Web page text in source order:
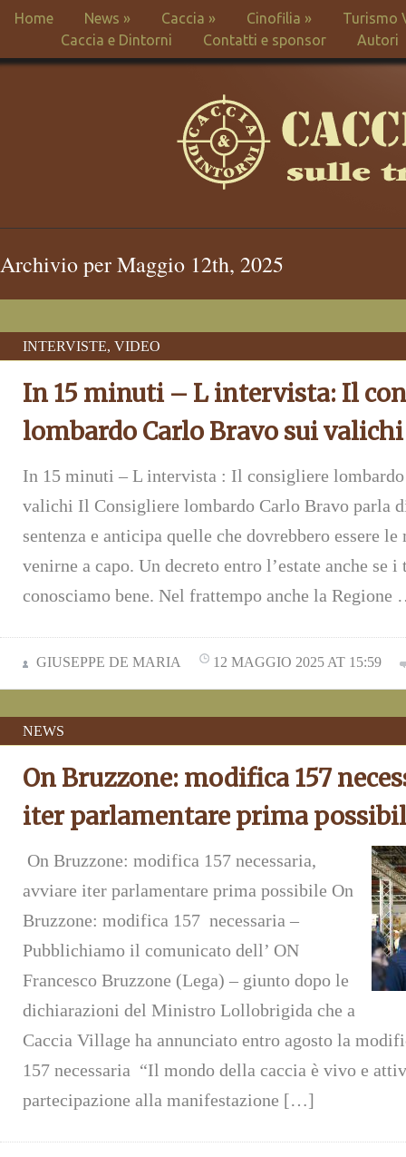
Home News » Caccia » Cinofilia »
Turismo
Caccia e Dintorni
Contatti e sponsor Autori
Archivio per Maggio 12th, 2025
INTERVISTE, VIDEO
In 15 minuti – L intervista: Il
lombardo Carlo Bravo sui valichi
In 15 minuti – L intervista : Il consigliere
valichi Il Consigliere lombardo Carlo Bravo parla
sentenza e anticipa quelle che dovrebbero essere
venirne a capo. Un decreto entro l’estate anche
conosciamo bene. Nel frattempo anche la Regione
GIUSEPPE DE MARIA 12 MAGGIO 2025 AT 15:59
NEWS
On Bruzzone: modifica 157
iter parlamentare prima
On Bruzzone: modifica 157 necessaria,
avviare iter parlamentare prima possibile On
Bruzzone: modifica 157 necessaria –
Pubblichiamo il comunicato dell’ ON
Francesco Bruzzone (Lega) – giunto dopo le
dichiarazioni del Ministro Lollobrigida che a
Caccia Village ha annunciato entro agosto la
157 necessaria “Il mondo della caccia è vivo e
partecipazione alla manifestazione […]